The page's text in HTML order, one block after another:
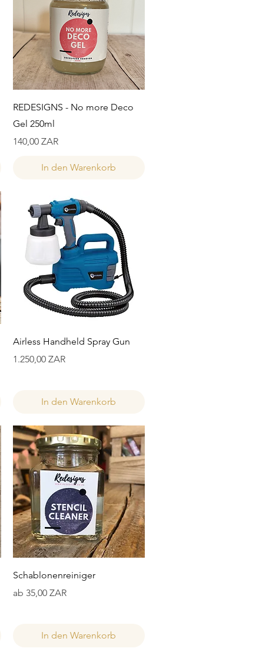
Schnellansicht
REDESIGNS - No more Deco
Gel 250ml
Preis
140,00 ZAR
In den Warenkorb
Schnellansicht
Airless Handheld Spray Gun
Preis
1.250,00 ZAR
In den Warenkorb
Schnellansicht
Schablonenreiniger
ab 35,00 ZAR
Sale-Preis
In den Warenkorb